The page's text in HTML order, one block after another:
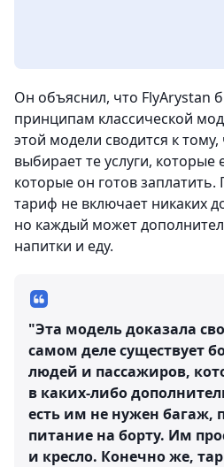
Он объяснил, что FlyArystan
принципам классической
этой модели сводится к
выбирает те услуги, которые
которые он готов
тариф не включает никаких
но каждый может
напитки и еду.
"Эта модель доказала
самом деле существует
людей и пассажиров,
в каких-либо
есть им не нужен багаж,
питание на борту. Им
и кресло. Конечно же,